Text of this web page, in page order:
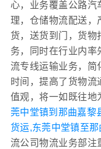
心，业务覆盖公路
理，仓储物流配送，
货，送货到门，货物
务，同时在行业内
流专线运输业务，简
时间，提高了货物
值观，将一如既往地
莞中堂镇到那曲嘉黎
货运,东莞中堂镇至
流公司物流业务部注